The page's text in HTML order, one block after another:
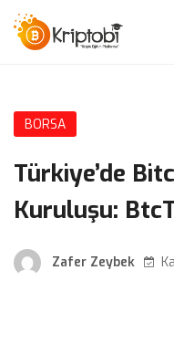
BORSA
Türkiye’de
Kuruluşu:
Zafer Zeybek